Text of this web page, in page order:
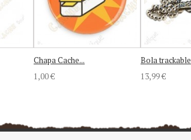
Chapa Cache...
1,00 €
Bola trackable
13,99 €